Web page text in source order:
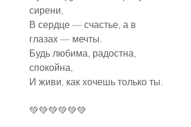
сирени,
В сердце — счастье, а в
глазах — мечты.
Будь любима, радостна,
спокойна,
И живи, как хочешь только ты.
💚💚💚💚💚💚